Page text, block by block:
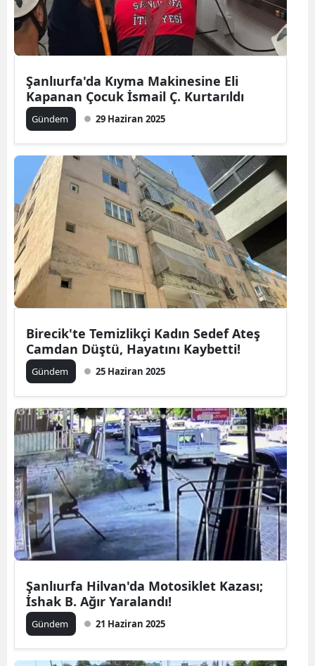
Şanlıurfa'da Kıyma Makinesine Eli
Kapanan Çocuk İsmail Ç. Kurtarıldı
Gündem 29 Haziran 2025
Birecik'te Temizlikçi Kadın Sedef Ateş
Camdan Düştü, Hayatını Kaybetti!
Gündem 25 Haziran 2025
Şanlıurfa Hilvan'da Motosiklet Kazası;
İshak B. Ağır Yaralandı!
Gündem 21 Haziran 2025